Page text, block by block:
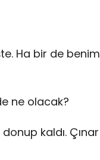
Ha bir de benim
ne olacak?
kaldı. Çınar